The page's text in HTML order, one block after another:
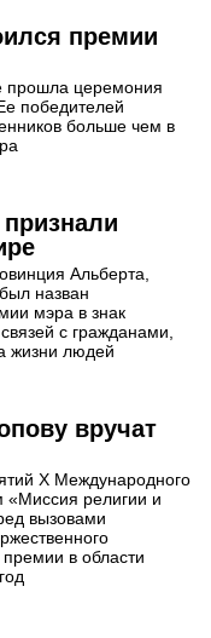
премии
прошла церемония
победителей
больше чем в
Альберта,
назван
мэра в знак
с гражданами,
жизни людей
вручат
Х Международного
«Миссия религии и
вызовами
в области